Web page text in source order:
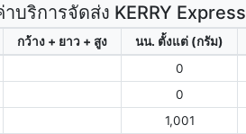
บริการจัดส่ง KERRY Express
กว้าง + ยาว + สูง นน. ตั้งแต่ (กรัม)
0
0
1,001